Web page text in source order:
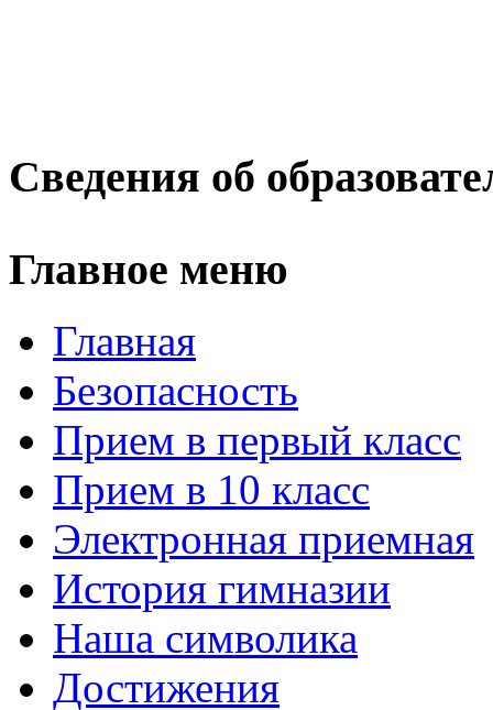
Сведения об
Главное меню
Главная
Безопасность
Прием в первый класс
Прием в 10 класс
Электронная приемная
История гимназии
Наша символика
Достижения